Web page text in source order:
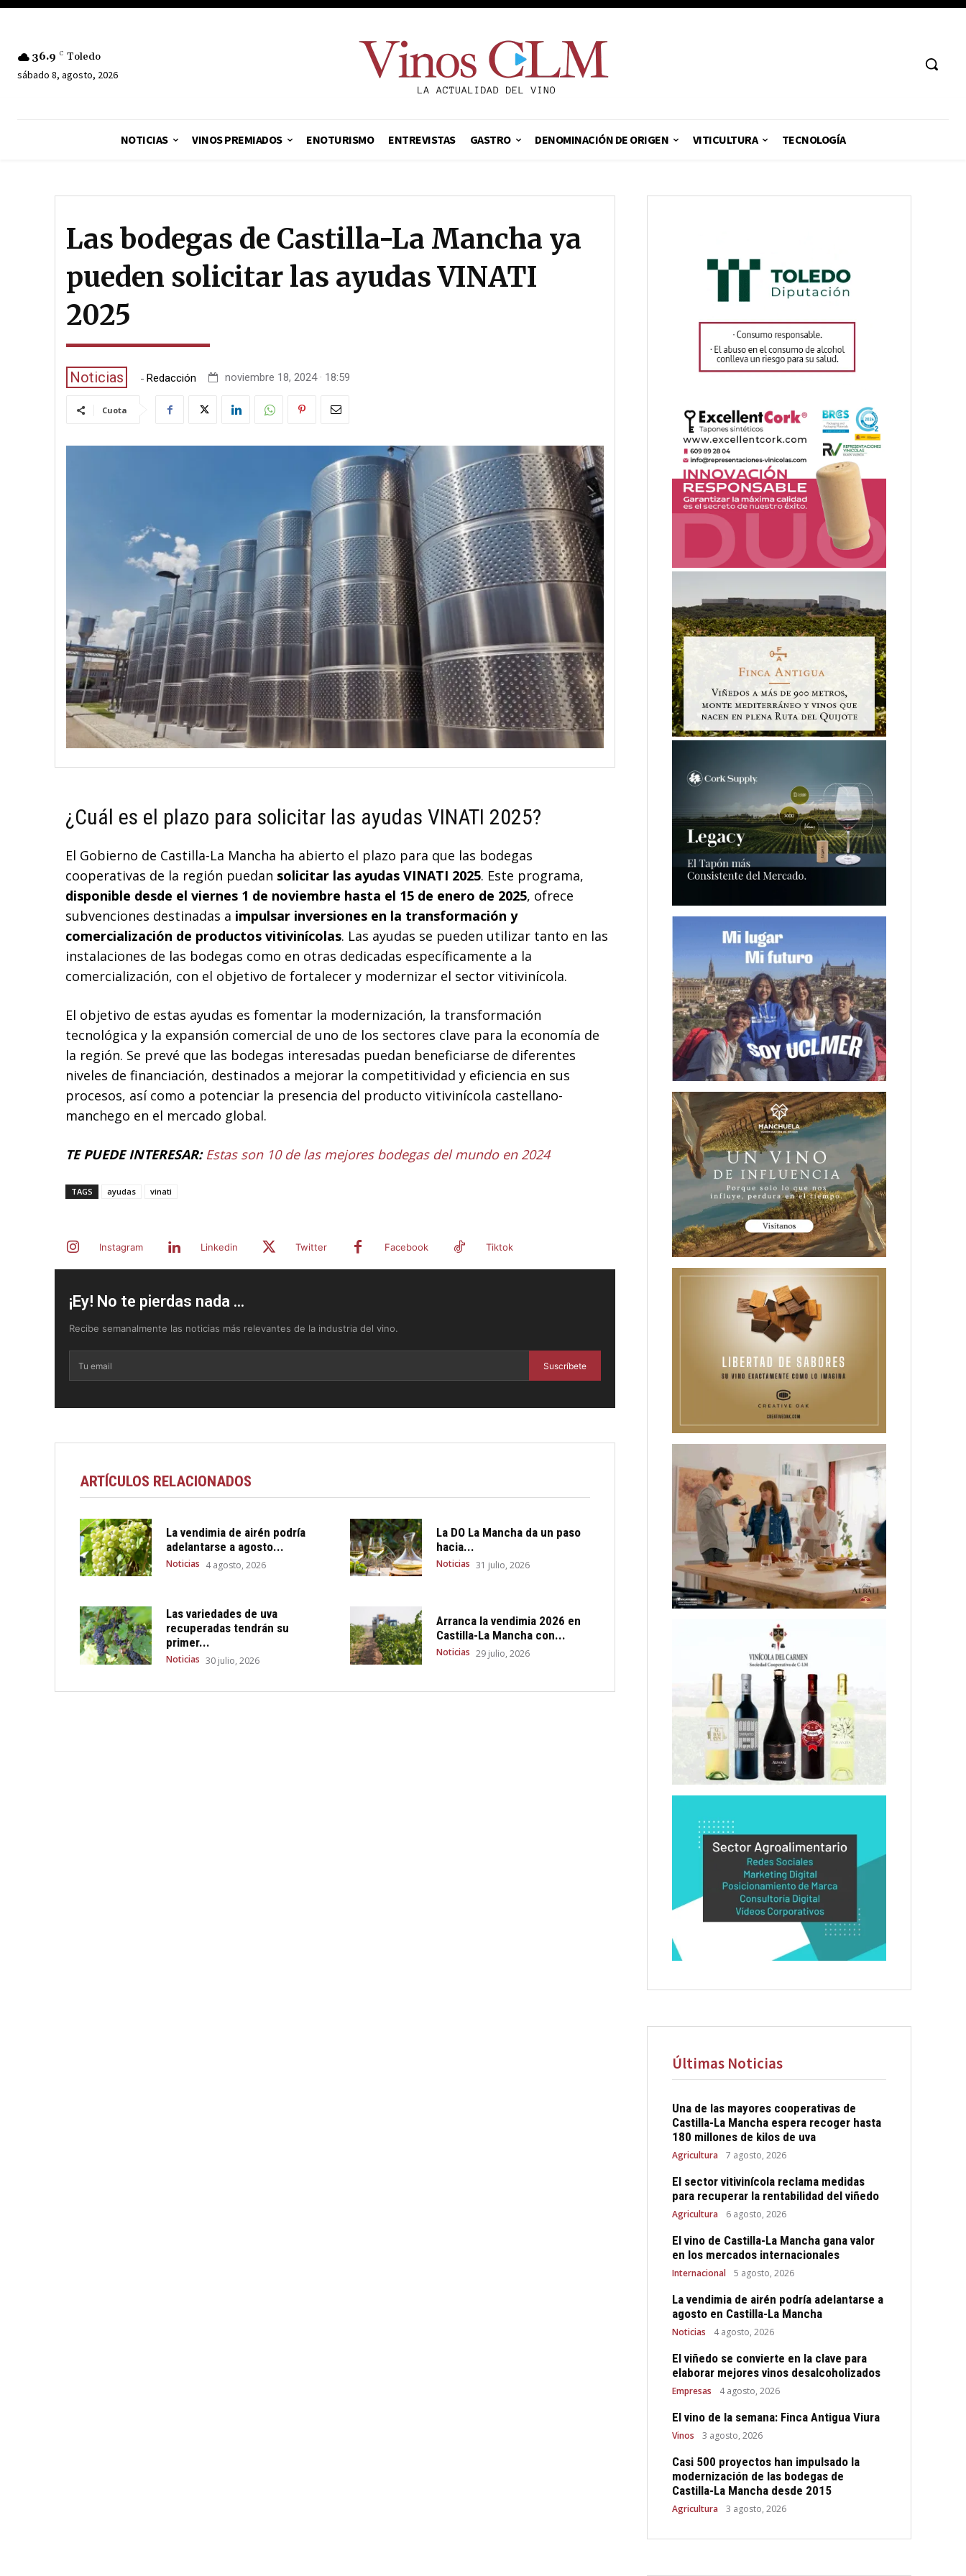
36.9 C Toledo
sábado 8, agosto, 2026
NOTICIAS VINOS PREMIADOS ENOTURISMO ENTREVISTAS GASTRO DENOMINACIÓN DE ORIGEN VITICULTURA TECNOLOGÍA
Las bodegas de Castilla-La Mancha ya
pueden solicitar las ayudas VINATI
2025
Noticias - Redacción noviembre 18, 2024 · 18:59
Cuota
¿Cuál es el plazo para solicitar las ayudas VINATI 2025?
El Gobierno de Castilla-La Mancha ha abierto el plazo para que las bodegas
cooperativas de la región puedan solicitar las ayudas VINATI 2025. Este programa,
disponible desde el viernes 1 de noviembre hasta el 15 de enero de 2025, ofrece
subvenciones destinadas a impulsar inversiones en la transformación y
comercialización de productos vitivinícolas. Las ayudas se pueden utilizar tanto en las
instalaciones de las bodegas como en otras dedicadas específicamente a la
comercialización, con el objetivo de fortalecer y modernizar el sector vitivinícola.
El objetivo de estas ayudas es fomentar la modernización, la transformación
tecnológica y la expansión comercial de uno de los sectores clave para la economía de
la región. Se prevé que las bodegas interesadas puedan beneficiarse de diferentes
niveles de financiación, destinados a mejorar la competitividad y eficiencia en sus
procesos, así como a potenciar la presencia del producto vitivinícola castellano-
manchego en el mercado global.
TE PUEDE INTERESAR: Estas son 10 de las mejores bodegas del mundo en 2024
TAGS ayudas vinati
Instagram Linkedin Twitter Facebook Tiktok
¡Ey! No te pierdas nada ...
Recibe semanalmente las noticias más relevantes de la industria del vino.
Suscríbete
ARTÍCULOS RELACIONADOS
La vendimia de airén podría
adelantarse a agosto...
Noticias 4 agosto, 2026
La DO La Mancha da un paso
hacia...
Noticias 31 julio, 2026
Las variedades de uva
recuperadas tendrán su
primer...
Noticias 30 julio, 2026
Arranca la vendimia 2026 en
Castilla-La Mancha con...
Noticias 29 julio, 2026
Últimas Noticias
Una de las mayores cooperativas de
Castilla-La Mancha espera recoger hasta
180 millones de kilos de uva
Agricultura 7 agosto, 2026
El sector vitivinícola reclama medidas
para recuperar la rentabilidad del viñedo
Agricultura 6 agosto, 2026
El vino de Castilla-La Mancha gana valor
en los mercados internacionales
Internacional 5 agosto, 2026
La vendimia de airén podría adelantarse a
agosto en Castilla-La Mancha
Noticias 4 agosto, 2026
El viñedo se convierte en la clave para
elaborar mejores vinos desalcoholizados
Empresas 4 agosto, 2026
El vino de la semana: Finca Antigua Viura
Vinos 3 agosto, 2026
Casi 500 proyectos han impulsado la
modernización de las bodegas de
Castilla-La Mancha desde 2015
Agricultura 3 agosto, 2026